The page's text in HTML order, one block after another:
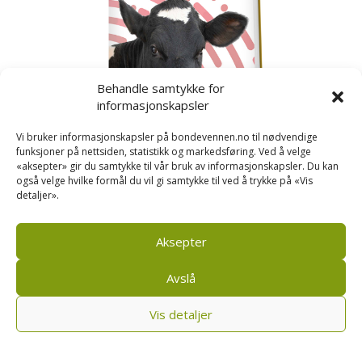
Behandle samtykke for
informasjonskapsler
Vi bruker informasjonskapsler på bondevennen.no til nødvendige
funksjoner på nettsiden, statistikk og markedsføring. Ved å velge
«aksepter» gir du samtykke til vår bruk av informasjonskapsler. Du kan
også velge hvilke formål du vil gi samtykke til ved å trykke på «Vis
detaljer».
Aksepter
Avslå
Vis detaljer
Kusignal
Bondevennen SA, Pb 208, sentrum, 4001 Stavanger